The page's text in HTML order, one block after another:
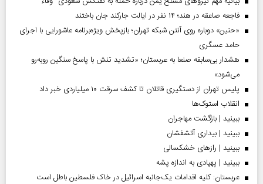
فاجعه صاعقه در هند؛ ۱۴ نفر در ایالت جارکند جان باختند
«حنین» دوباره روی آنتن شبکه تهران؛ بازپخش ویژه‌برنامه عاشورایی با اجرای
حامد عسگری
هشدار بی‌سابقه صنعا به عربستان؛ «تشدید تنش با پاسخ سنگین روبه‌رو
می‌شود»
پلیس تهران از دستگیری قاتلان تا کشف سرقت ۱۰ میلیاردی خبر داد
انقلاب استوک‌ها
ببینید | بازگشت مهاجران
ببینید | بیداری آتشفشان
ببینید | رازهای خشکسالی
ببینید | پهپادی به اندازه پشه
عربستان: کلیه اقدامات یک‌جانبه اسرائیل در خاک فلسطین باطل است